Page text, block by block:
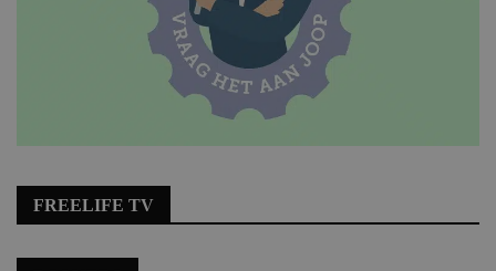
FREELIFE TV